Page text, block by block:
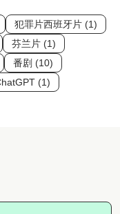
犯罪片西班牙片 (1)
芬兰片 (1)
番剧 (10)
(1)